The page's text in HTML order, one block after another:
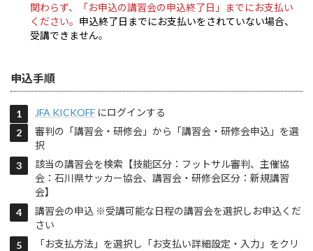
関わらず、「お申込の講習会の申込終了日」までにお支払い
ください。 申込終了日までにお支払いをされていない場合、
受講できません。
申込手順
JFA KICKOFF にログインする
審判の「講習会・研修会」から「講習会・研修会申込」を選
択
該当の講習会を検索【技能区分：フットサル審判、主催協
会：石川県サッカー協会、講習会・研修会区分：新規講習
会】
講習会の申込 ※受講可能な日程の講習会を選択しお申込くだ
さい
「お支払方法」を選択し「お支払い詳細設定・入力」をクリ